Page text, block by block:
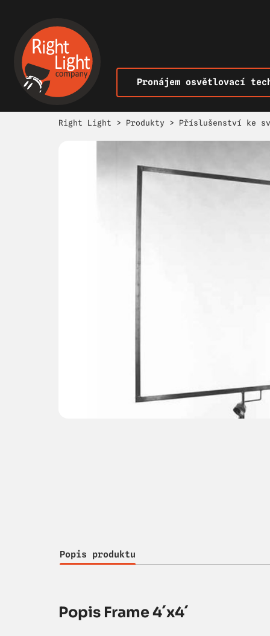
Pronájem osvětlovací
Right Light > Produkty > Příslušenství ke
Popis produktu
Popis Frame 4´x4´